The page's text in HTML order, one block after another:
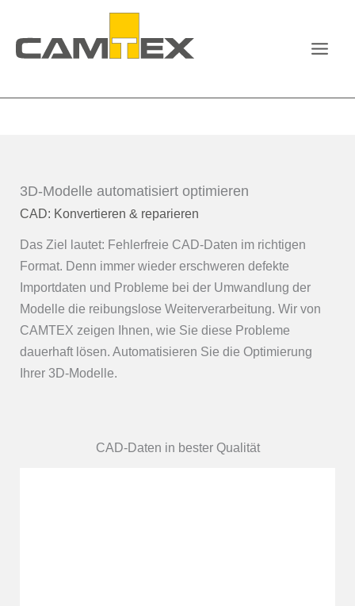
springen
3D-Modelle automatisiert optimieren
CAD: Konvertieren & reparieren
Das Ziel lautet: Fehlerfreie CAD-Daten im richtigen
Format. Denn immer wieder erschweren defekte
Importdaten und Probleme bei der Umwandlung der
Modelle die reibungslose Weiterverarbeitung. Wir von
CAMTEX zeigen Ihnen, wie Sie diese Probleme
dauerhaft lösen. Automatisieren Sie die Optimierung
Ihrer 3D-Modelle.
CAD-Daten in bester Qualität